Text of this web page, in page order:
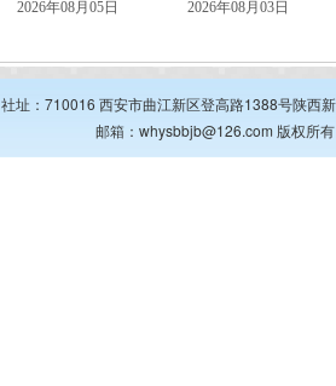
2026年08月05日 2026年08月03日
社址：710016 西安市曲江新区登高路1388号陕西
邮箱：whysbbjb@126.com 版权所